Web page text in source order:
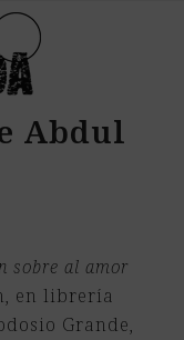
Abdul
sobre al amor
en librería
Grande,